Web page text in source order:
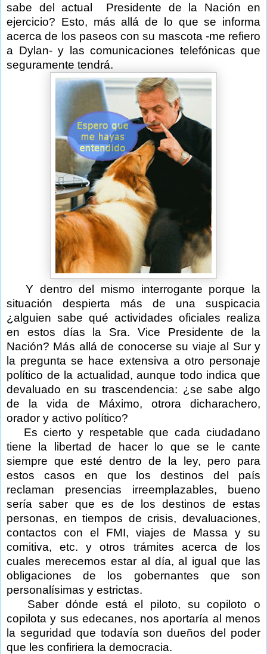
sabe del actual
Presidente de la Nación en
ejercicio? Esto, más allá de lo que se informa
acerca de los paseos con su mascota -me refiero
a Dylan- y las comunicaciones telefónicas que
seguramente tendrá.
Y dentro del mismo interrogante porque la
situación despierta más de una suspicacia
¿alguien sabe qué actividades oficiales realiza
en estos días la Sra. Vice Presidente de la
Nación? Más allá de conocerse su viaje al Sur y
la pregunta se hace extensiva a otro personaje
político de la actualidad, aunque todo indica que
devaluado en su trascendencia: ¿se sabe algo
de la vida de Máximo, otrora dicharachero,
orador y activo político?
Es cierto y respetable que cada ciudadano
tiene la libertad de hacer lo que se le cante
siempre que esté dentro de la ley, pero para
estos casos en que los destinos del país
reclaman presencias irreemplazables, bueno
sería saber que es de los destinos de estas
personas, en tiempos de crisis, devaluaciones,
contactos con el FMI, viajes de Massa y su
comitiva, etc. y otros trámites acerca de los
cuales merecemos estar al día, al igual que las
obligaciones de los gobernantes que son
personalísimas y estrictas.
Saber dónde está el piloto, su copiloto o
copilota y sus edecanes, nos aportaría al menos
la seguridad que todavía son dueños del poder
que les confiriera la democracia.